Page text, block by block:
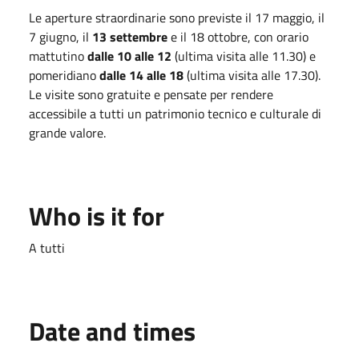
Le aperture straordinarie sono previste il 17 maggio, il
7 giugno, il 13 settembree il 18 ottobre, con orario
mattutinodalle 10 alle 12 (ultima visita alle 11.30) e
pomeridianodalle 14 alle 18(ultima visita alle 17.30).
Le visite sono gratuite e pensate per rendere
accessibile a tutti un patrimonio tecnico e culturale di
grande valore.
Who is it for
A tutti
Date and times